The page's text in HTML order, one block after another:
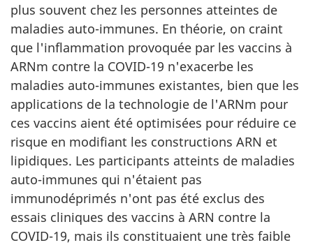
plus souvent chez les personnes atteintes de
maladies auto-immunes. En théorie, on craint
que l'inflammation provoquée par les vaccins à
ARNm contre la COVID-19 n'exacerbe les
maladies auto-immunes existantes, bien que les
applications de la technologie de l'ARNm pour
ces vaccins aient été optimisées pour réduire ce
risque en modifiant les constructions ARN et
lipidiques. Les participants atteints de maladies
auto-immunes qui n'étaient pas
immunodéprimés n'ont pas été exclus des
essais cliniques des vaccins à ARN contre la
COVID-19, mais ils constituaient une très faible